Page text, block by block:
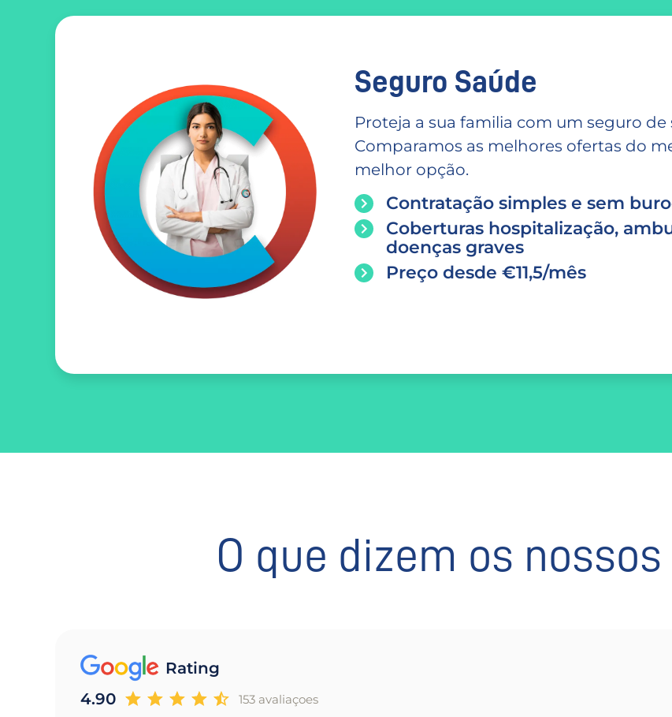
Seguro Saúde
Proteja a sua familia com um seguro de
Comparamos as melhores ofertas do
melhor opção.
Contratação simples e sem
Coberturas hospitalização,
doenças graves
Preço desde €11,5/mês
O que dizem os nossos
Rating
4.90
153 avaliaçoes